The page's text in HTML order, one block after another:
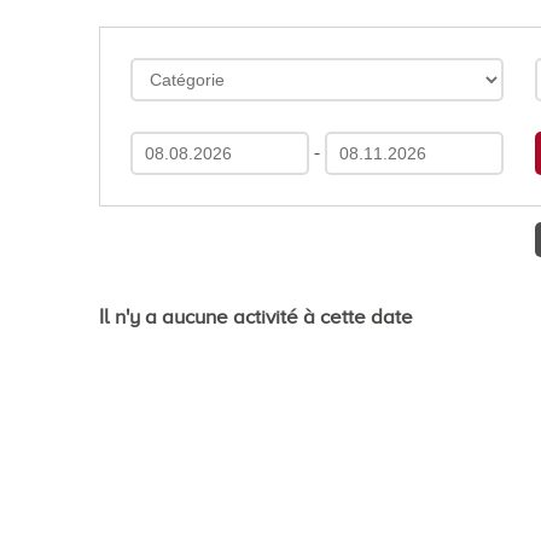
Médias
-
Il n'y a aucune activité à cette date